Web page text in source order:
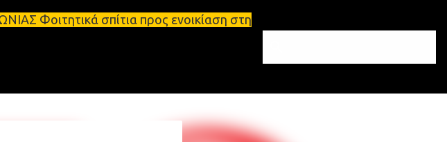
περιεχόμενο
σπίτια προς ενοικίαση στη Σπάρτη Ενοικιάσεις διαμερισμάτων